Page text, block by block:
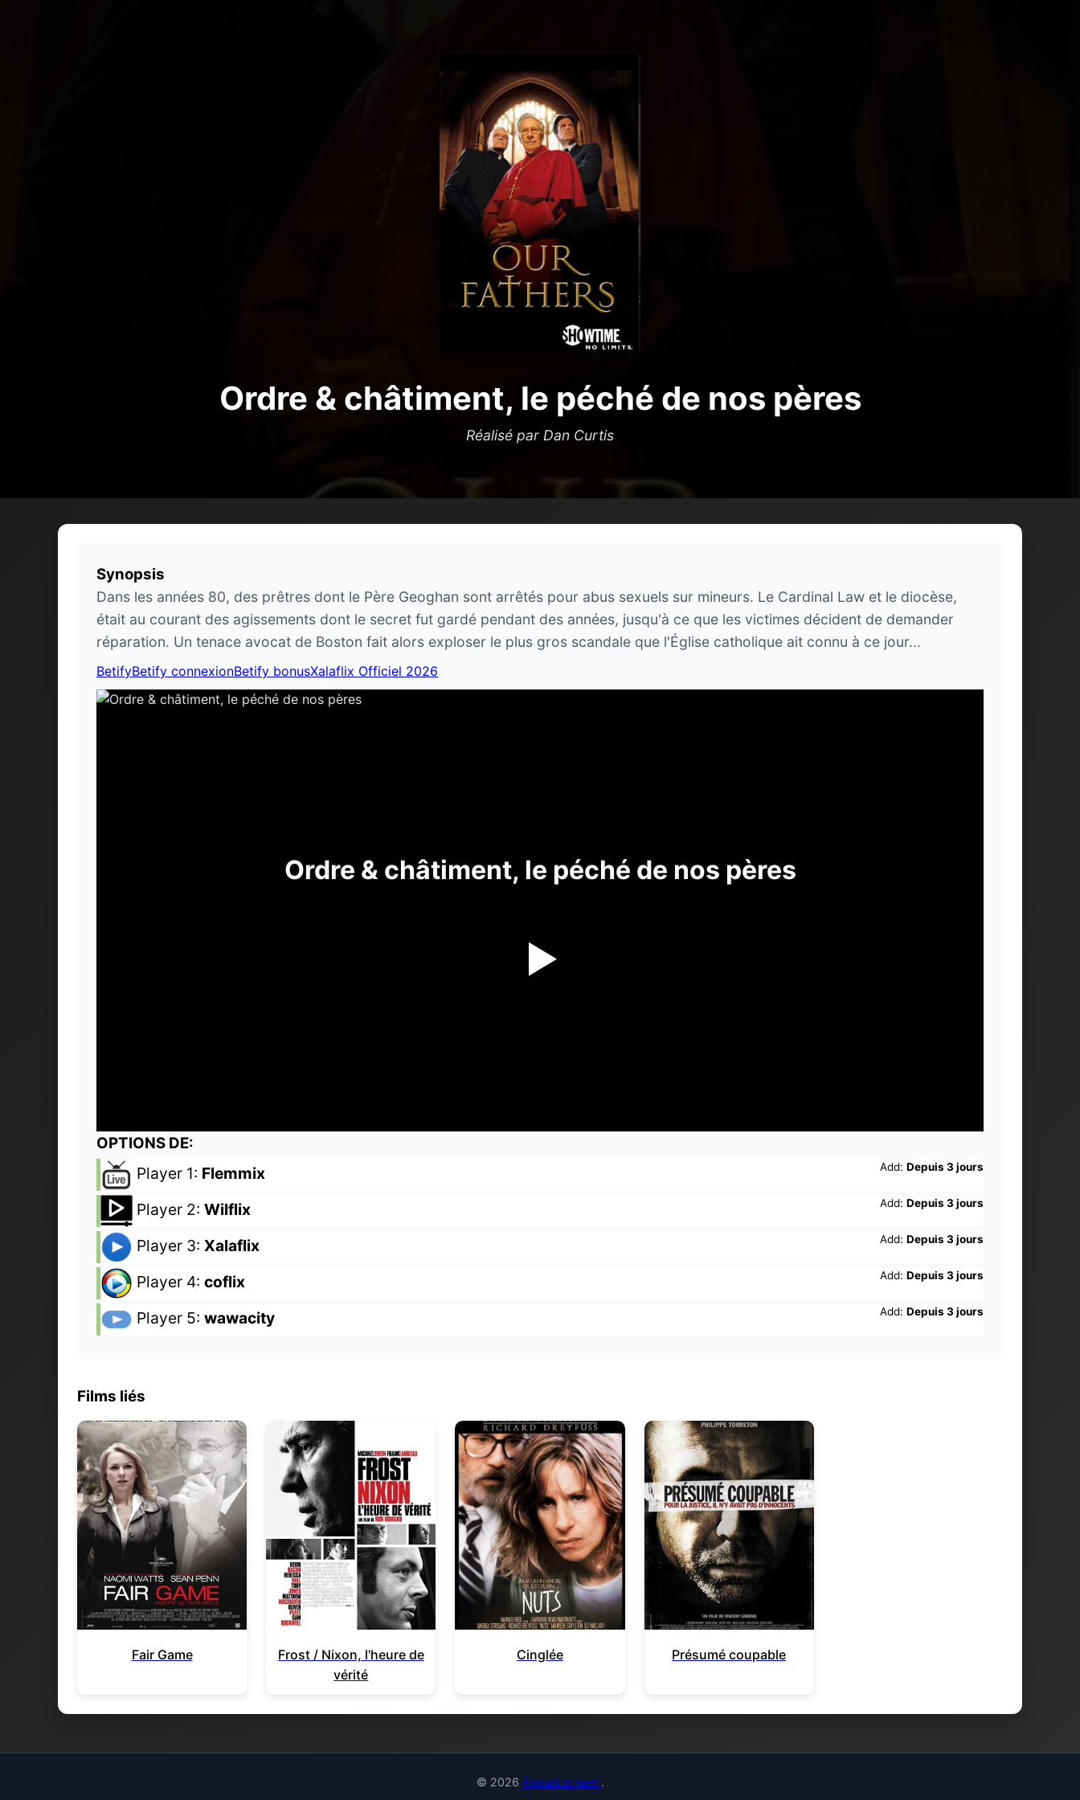
Ordre & châtiment, le péché de nos pères
Réalisé par Dan Curtis
Synopsis
Dans les années 80, des prêtres dont le Père Geoghan sont arrêtés pour abus sexuels sur mineurs. Le Cardinal Law et le diocèse,
était au courant des agissements dont le secret fut gardé pendant des années, jusqu'à ce que les victimes décident de demander
réparation. Un tenace avocat de Boston fait alors exploser le plus gros scandale que l'Église catholique ait connu à ce jour...
BetifyBetify connexionBetify bonusXalaflix Officiel 2026
Ordre & châtiment, le péché de nos pères
OPTIONS DE:
Player 1: Flemmix Add: Depuis 3 jours
Player 2: Wilflix Add: Depuis 3 jours
Player 3: Xalaflix Add: Depuis 3 jours
Player 4: coflix Add: Depuis 3 jours
Player 5: wawacity Add: Depuis 3 jours
Films liés
Fair Game
Frost / Nixon, l'heure de
vérité
Cinglée Présumé coupable
© 2026 Papadustream.